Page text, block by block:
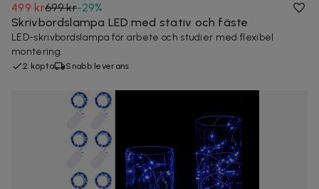
499 kr699 kr-29%
Skrivbordslampa LED med stativ och fäste
LED-skrivbordslampa för arbete och studier med flexibel
montering.
2 köpta Snabb leverans